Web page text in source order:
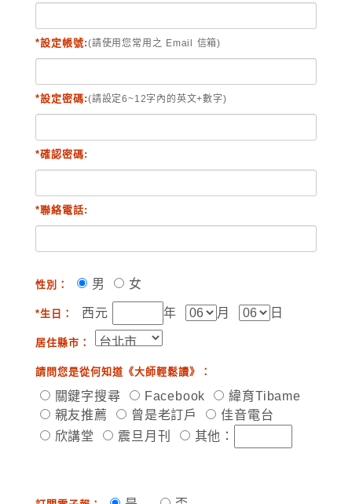
*設定帳號:(請使用您常用之 Email 信箱)
*設定密碼:(請設定6~12字內的英文+數字)
*確認密碼:
*聯絡電話:
性別： 男 女
*生日： 西元 年 月 日
居住縣市：
請問您是從何知道《大師輕鬆讀》：
關鍵字搜尋 Facebook
緯育Tibame
親友推薦
曾是老訂戶
佳音電台
欣講堂
震旦月刊 其他：